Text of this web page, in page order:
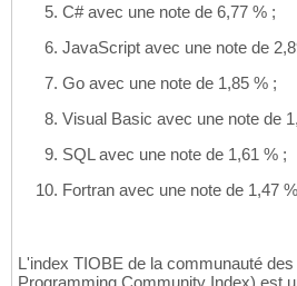
C# avec une note de 6,77 % ;
JavaScript avec une note de
Go avec une note de 1,85 % ;
Visual Basic avec une note de
SQL avec une note de 1,61 % ;
Fortran avec une note de 1,47
L'index TIOBE de la communauté
Programming Community Index) est